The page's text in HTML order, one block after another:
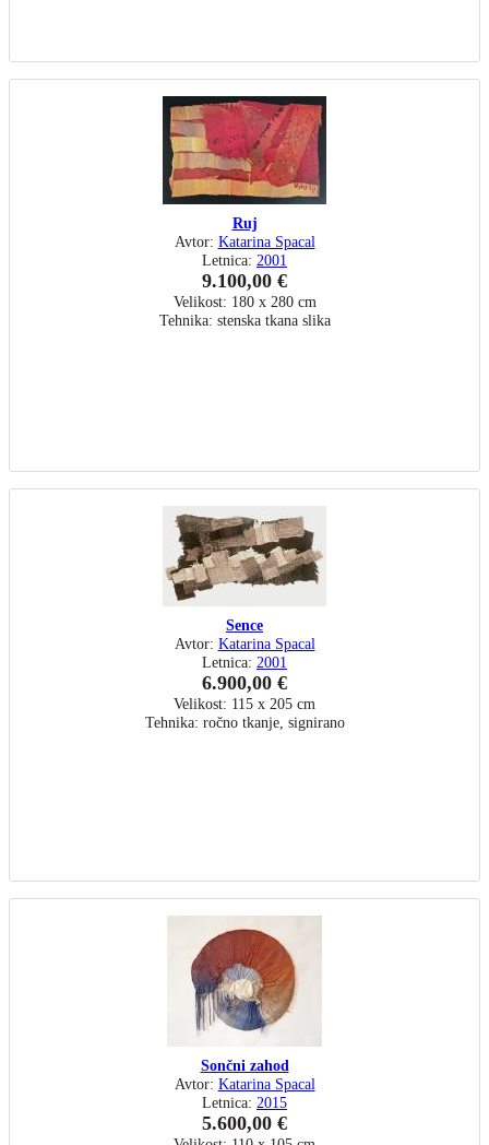
Ruj
Avtor: Katarina Spacal
Letnica: 2001
9.100,00 €
Velikost: 180 x 280 cm
Tehnika: stenska tkana slika
Sence
Avtor: Katarina Spacal
Letnica: 2001
6.900,00 €
Velikost: 115 x 205 cm
Tehnika: ročno tkanje, signirano
Sončni zahod
Avtor: Katarina Spacal
Letnica: 2015
5.600,00 €